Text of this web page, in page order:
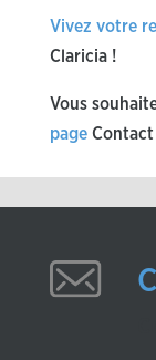
Vivez votre
Claricia !
Vous
page